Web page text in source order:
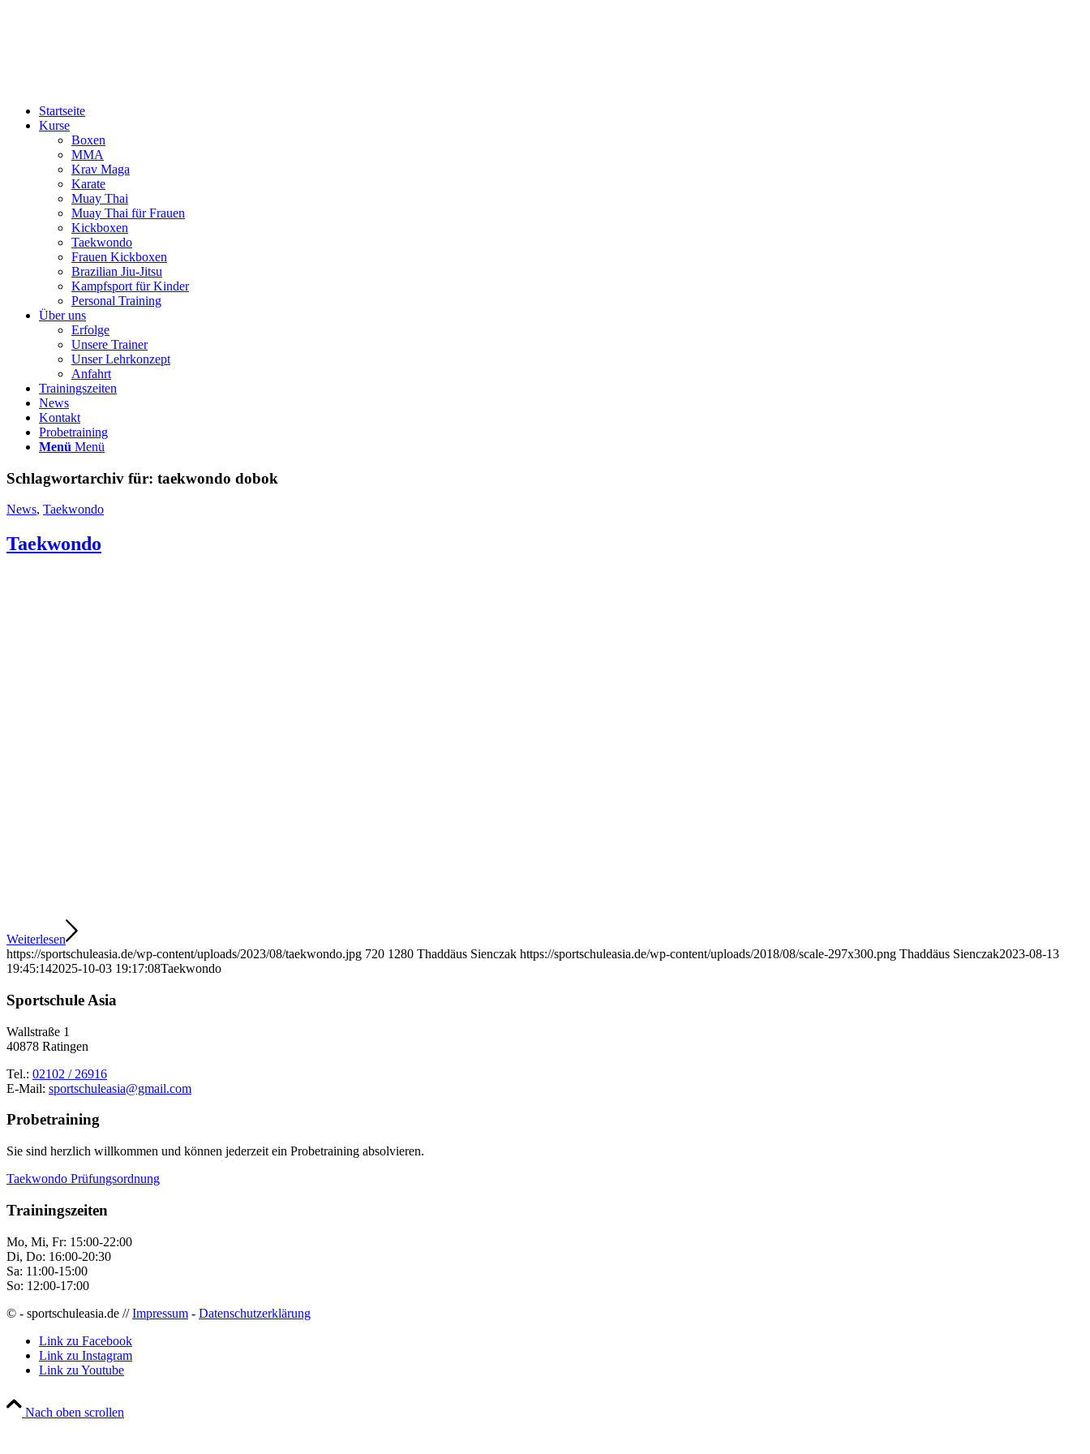
Startseite
Kurse
Boxen
MMA
Krav Maga
Karate
Muay Thai
Muay Thai für Frauen
Kickboxen
Taekwondo
Frauen Kickboxen
Brazilian Jiu-Jitsu
Kampfsport für Kinder
Personal Training
Über uns
Erfolge
Unsere Trainer
Unser Lehrkonzept
Anfahrt
Trainingszeiten
News
Kontakt
Probetraining
Menü Menü
Schlagwortarchiv für: taekwondo dobok
News, Taekwondo
Taekwondo
Weiterlesen
https://sportschuleasia.de/wp-content/uploads/2023/08/taekwondo.jpg 720 1280 Thaddäus Sienczak https://sportschuleasia.de/wp-content/uploads/2018/08/scale-297x300.png Thaddäus Sienczak2023-08-13
19:45:142025-10-03 19:17:08Taekwondo
Sportschule Asia
Wallstraße 1
40878 Ratingen
Tel.: 02102 / 26916
E-Mail: sportschuleasia@gmail.com
Probetraining
Sie sind herzlich willkommen und können jederzeit ein Probetraining absolvieren.
Taekwondo Prüfungsordnung
Trainingszeiten
Mo, Mi, Fr: 15:00-22:00
Di, Do: 16:00-20:30
Sa: 11:00-15:00
So: 12:00-17:00
© - sportschuleasia.de //Impressum - Datenschutzerklärung
Link zu Facebook
Link zu Instagram
Link zu Youtube
Nach oben scrollen